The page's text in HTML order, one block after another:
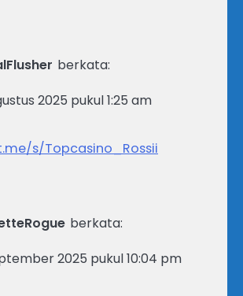
berkata:
2025 pukul 1:25 am
s/Topcasino_Rossii
berkata:
2025 pukul 10:04 pm